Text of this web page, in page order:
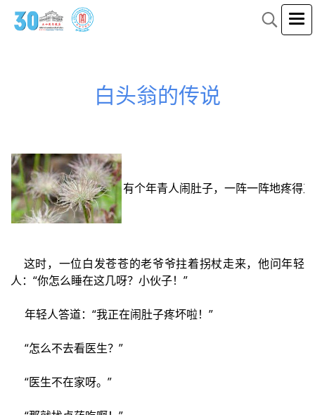
白头翁的传说
有个年青人闹肚子，一阵一阵地疼得
这时，一位白发苍苍的老爷爷拄着拐杖走来，他问年轻
人：“你怎么睡在这几呀？小伙子！”
年轻人答道：“我正在闹肚子疼坏啦！”
“怎么不去看医生？”
“医生不在家呀。”